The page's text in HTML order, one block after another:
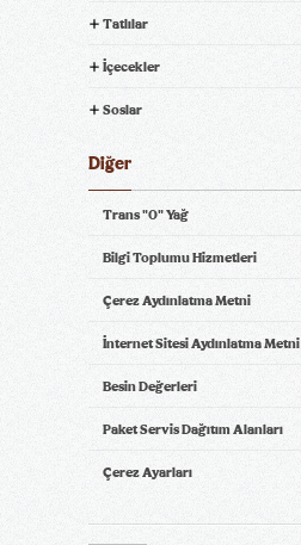
Tatlılar
İçecekler
Soslar
Diğer
Trans "0" Yağ
Bilgi Toplumu Hizmetleri
Çerez Aydınlatma Metni
İnternet Sitesi Aydınlatma Metni
Besin Değerleri
Paket Servis Dağıtım Alanları
Çerez Ayarları